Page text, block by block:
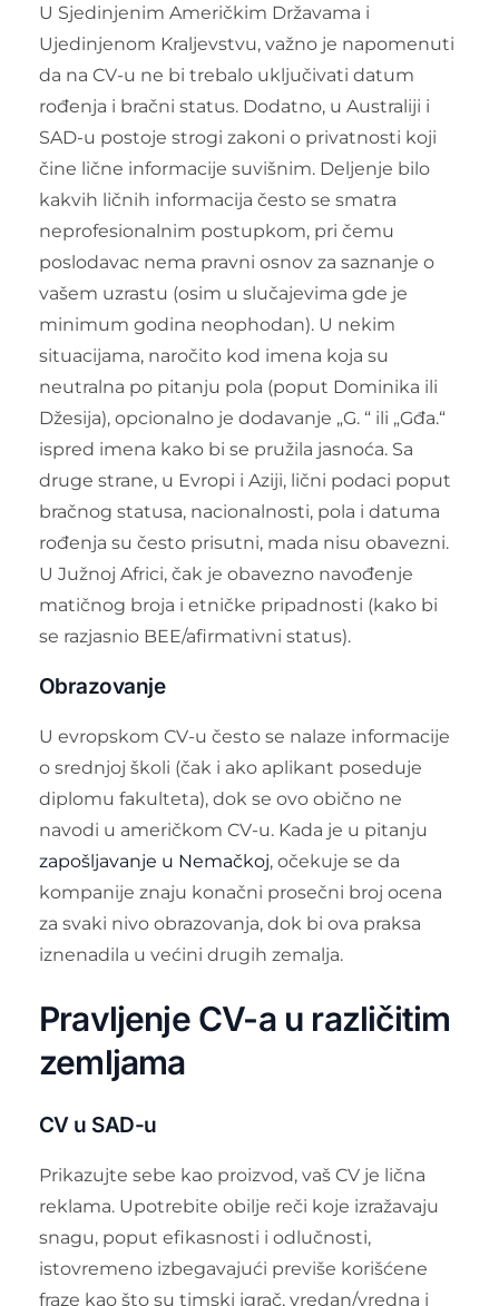
U Sjedinjenim Američkim Državama i
Ujedinjenom Kraljevstvu, važno je napomenuti
da na CV-u ne bi trebalo uključivati datum
rođenja i bračni status. Dodatno, u Australiji i
SAD-u postoje strogi zakoni o privatnosti koji
čine lične informacije suvišnim. Deljenje bilo
kakvih ličnih informacija često se smatra
neprofesionalnim postupkom, pri čemu
poslodavac nema pravni osnov za saznanje o
vašem uzrastu (osim u slučajevima gde je
minimum godina neophodan). U nekim
situacijama, naročito kod imena koja su
neutralna po pitanju pola (poput Dominika ili
Džesija), opcionalno je dodavanje „G. “ ili „Gđa.“
ispred imena kako bi se pružila jasnoća. Sa
druge strane, u Evropi i Aziji, lični podaci poput
bračnog statusa, nacionalnosti, pola i datuma
rođenja su često prisutni, mada nisu obavezni.
U Južnoj Africi, čak je obavezno navođenje
matičnog broja i etničke pripadnosti (kako bi
se razjasnio BEE/afirmativni status).
Obrazovanje
U evropskom CV-u često se nalaze informacije
o srednjoj školi (čak i ako aplikant poseduje
diplomu fakulteta), dok se ovo obično ne
navodi u američkom CV-u. Kada je u pitanju
zapošljavanje u Nemačkoj, očekuje se da
kompanije znaju konačni prosečni broj ocena
za svaki nivo obrazovanja, dok bi ova praksa
iznenadila u većini drugih zemalja.
Pravljenje CV-a u različitim
zemljama
CV u SAD-u
Prikazujte sebe kao proizvod, vaš CV je lična
reklama. Upotrebite obilje reči koje izražavaju
snagu, poput efikasnosti i odlučnosti,
istovremeno izbegavajući previše korišćene
fraze kao što su timski igrač, vredan/vredna i